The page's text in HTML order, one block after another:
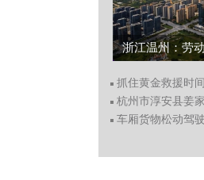
车厢货物松动驾